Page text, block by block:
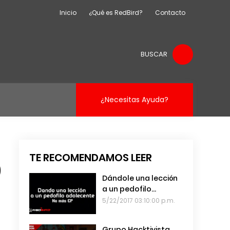
Inicio ¿Qué es RedBird? Contacto
BUSCAR
¿Necesitas Ayuda?
TE RECOMENDAMOS LEER
Dándole una lección
a un pedofilo
adolescente
5/22/2017 03:10:00 p.m.